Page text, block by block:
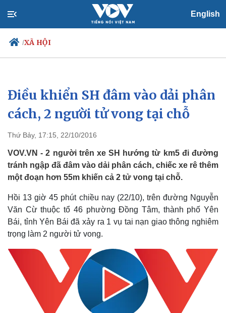
English
/XÃ HỘI
Chính trị
Đảng
Tổ chức nhân sự
Nhận diện sự thật
Xã hội
Dự báo thời tiết
Việc làm
Biển đảo
Điều khiển SH đâm vào dải phân
cách, 2 người tử vong tại chỗ
Thứ Bảy, 17:15, 22/10/2016
VOV.VN - 2 người trên xe SH hướng từ km5 đi đường
tránh ngập đã đâm vào dải phân cách, chiếc xe rê thêm
một đoạn hơn 55m khiến cả 2 tử vong tại chỗ.
Hồi 13 giờ 45 phút chiều nay (22/10), trên đường Nguyễn
Văn Cừ thuộc tổ 46 phường Đồng Tâm, thành phố Yên
Bái, tỉnh Yên Bái đã xảy ra 1 vụ tai nạn giao thông nghiêm
trọng làm 2 người tử vong.